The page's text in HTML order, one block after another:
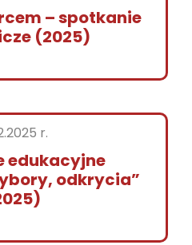
– spotkanie
(2025)
r.
edukacyjne
odkrycia”